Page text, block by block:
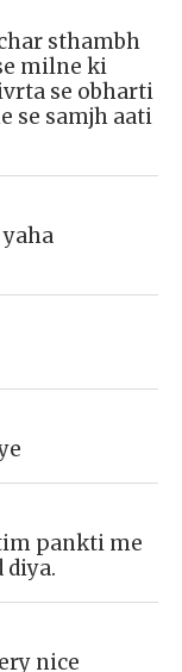
sthambh
milne ki
se obharti
se samjh aati
pankti me
diya.
nice